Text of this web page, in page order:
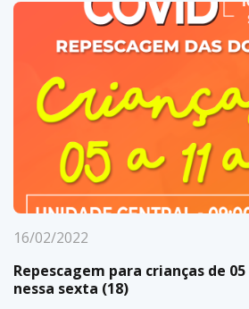
16/02/2022
Repescagem para crianças de
nessa sexta (18)